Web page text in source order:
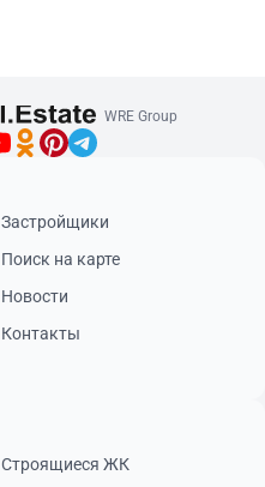
WRE Group
Застройщики
Поиск на карте
Новости
Контакты
Строящиеся ЖК